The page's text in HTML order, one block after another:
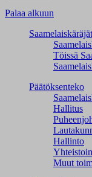
Palaa alkuun
Saamelaiskäräjät
Töissä
Päätöksenteko
Hallitus
Hallinto
Muut